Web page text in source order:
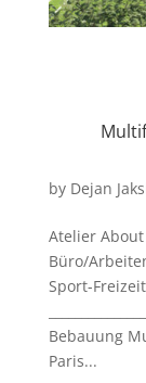
by Dejan
Atelier About
Büro/
Sport-
Bebauung
Paris...